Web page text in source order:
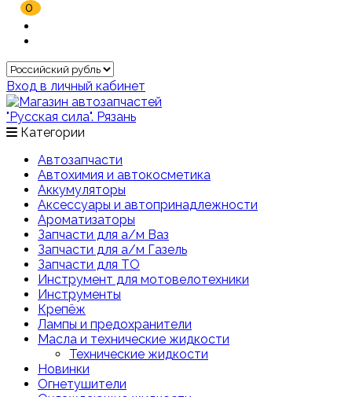
Вход в личный кабинет
Категории
Автозапчасти
Автохимия и автокосметика
Аккумуляторы
Аксессуары и автопринадлежности
Ароматизаторы
Запчасти для а/м Ваз
Запчасти для а/м Газель
Запчасти для ТО
Инструмент для мотовелотехники
Инструменты
Крепёж
Лампы и предохранители
Масла и технические жидкости
Технические жидкости
Новинки
Огнетушители
0